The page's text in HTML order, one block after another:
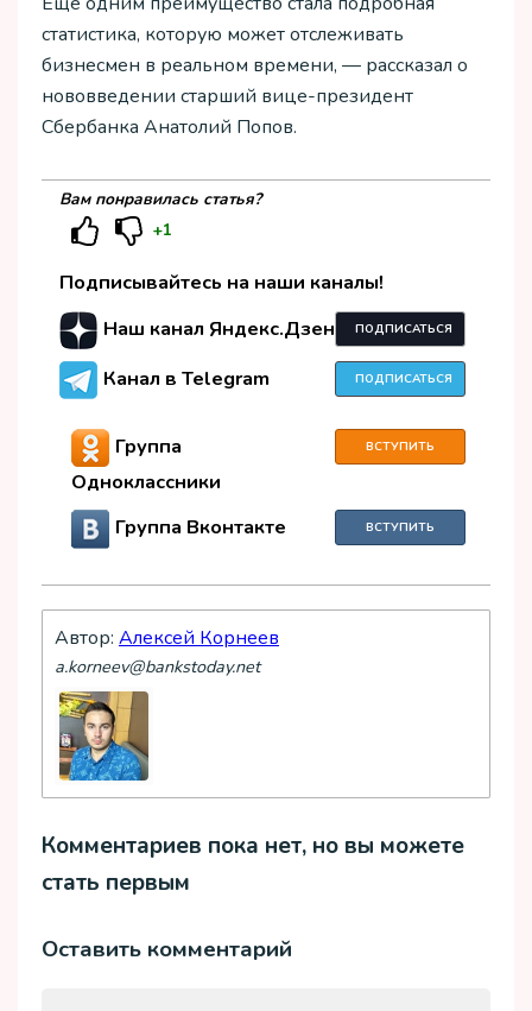
статистика, которую может отслеживать
бизнесмен в реальном времени, — рассказал о
нововведении старший вице-президент
Сбербанка Анатолий Попов.
Вам понравилась статья?
+1
Подписывайтесь на наши каналы!
Наш канал Яндекс.Дзен
ПОДПИСАТЬСЯ
Канал в Telegram ПОДПИСАТЬСЯ
Группа
Одноклассники
ВСТУПИТЬ
Группа Вконтакте ВСТУПИТЬ
Автор: Алексей Корнеев
a.korneev@bankstoday.net
Комментариев пока нет, но вы можете
стать первым
Оставить комментарий